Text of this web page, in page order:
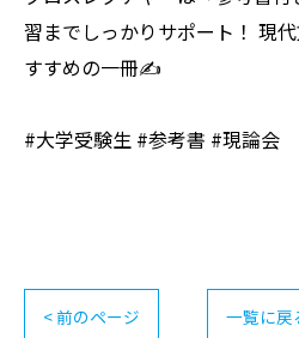
習までしっかりサポート！ 現
すすめの一冊✍️
#大学受験生 #参考書 #現論会
< 前のページ 一覧に戻